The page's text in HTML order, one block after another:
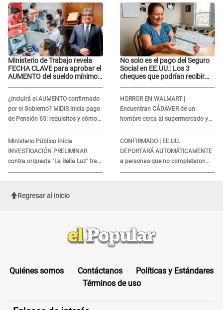
Ministerio de Trabajo revela
FECHA CLAVE para aprobar el
AUMENTO del sueldo mínimo:
¿Incluirá el AUMENTO confirmado
por el Gobierno? MIDIS inicia pago
de Pensión 65: requisitos y cómo
obtener el beneficio economico
Ministerio Público inicia
INVESTIGACIÓN PRELIMINAR
contra orquesta "La Bella Luz" tras
DENUNCIA de Naldy Saldaña
No solo es el pago del Seguro
Social en EE.UU.: Los 3
cheques que podrían recibir
HORROR EN WALMART |
Encuentran CÁDAVER de un
hombre cerca al supermercado y
esto reveló la autopsia que le
realizaron
CONFIRMADO | EE.UU.
DEPORTARÁ AUTOMÁTICAMENTE
a personas que no completaron
este formulario clave
Regresar al inicio
Quiénes somos Contáctanos
Políticas y Estándares
Términos de uso